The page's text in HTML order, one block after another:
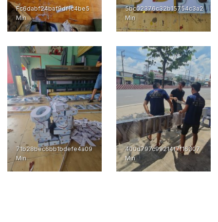
Fc6dabf24baf9df1c4be5
Min
5bc02376c32b15754c3a2
Min
71b28bec6bb1bdefe4a09
Min
400d797c99214f7f16307
Min